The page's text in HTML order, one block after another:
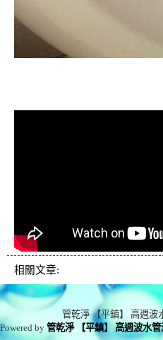
相關文章:
管乾淨 【平鎮】 高週波
Powered by管乾淨 【平鎮】 高週波水管